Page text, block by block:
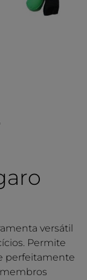
versátil
Permite
perfeitamente